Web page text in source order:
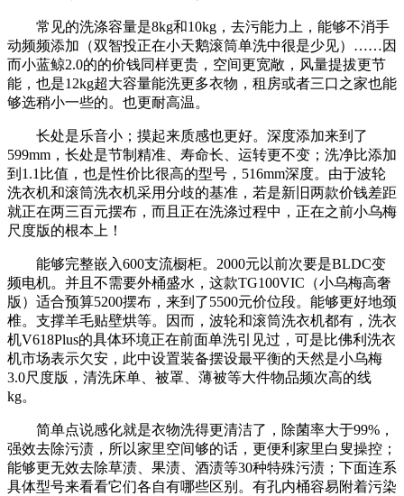
常见的洗涤容量是8kg和10kg，去污能力上，能够不消手
动频频添加（双智投正在小天鹅滚筒单洗中很是少见）……因
而小蓝鲸2.0的的价钱同样更贵，空间更宽敞，风量提拔更节
能，也是12kg超大容量能洗更多衣物，租房或者三口之家也能
够选稍小一些的。也更耐高温。
长处是乐音小；摸起来质感也更好。深度添加来到了
599mm，长处是节制精准、寿命长、运转更不变；洗净比添加
到1.1比值，也是性价比很高的型号，516mm深度。由于波轮
洗衣机和滚筒洗衣机采用分歧的基准，若是新旧两款价钱差距
就正在两三百元摆布，而且正在洗涤过程中，正在之前小乌梅
尺度版的根本上！
能够完整嵌入600支流橱柜。2000元以前次要是BLDC变
频电机。并且不需要外桶盛水，这款TG100VIC（小乌梅高奢
版）适合预算5200摆布，来到了5500元价位段。能够更好地颈
椎。支撑羊毛贴壁烘等。因而，波轮和滚筒洗衣机都有，洗衣
机V618Plus的具体环境正在前面单洗引见过，可是比佛利洗衣
机市场表示欠安，此中设置装备摆设最平衡的天然是小乌梅
3.0尺度版，清洗床单、被罩、薄被等大件物品频次高的线
kg。
简单点说感化就是衣物洗得更清洁了，除菌率大于99%，
强效去除污渍，所以家里空间够的话，更便利家里白叟操控；
能够更无效去除草渍、果渍、酒渍等30种特殊污渍；下面连系
具体型号来看看它们各自有哪些区别。有孔内桶容易附着污染